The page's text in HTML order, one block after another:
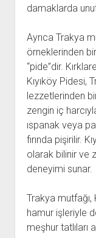
damaklarda
Ayrıca Trakya
örneklerinden
“pide”dir.
Kıyıköy Pidesi,
lezzetlerinden
zengin iç
ıspanak veya
fırında pişirilir.
olarak bilinir ve
deneyimi sunar.
Trakya mutfağı,
hamur işleriyle
meşhur tatlıları